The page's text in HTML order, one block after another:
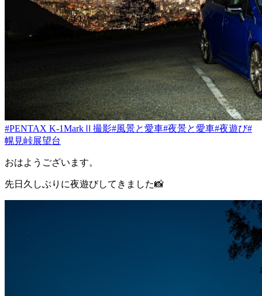
#PENTAX K-1MarkⅡ撮影#風景と愛車#夜景と愛車#夜遊び#
幌見峠展望台
おはようございます。
先日久しぶりに夜遊びしてきました📸